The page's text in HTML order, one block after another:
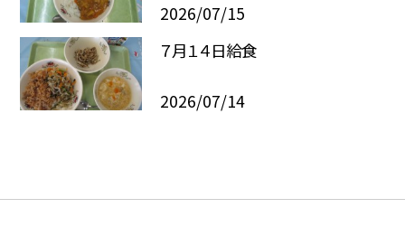
2026/07/15
７月１４日給食
2026/07/14